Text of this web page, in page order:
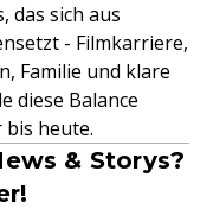
das sich aus
- Filmkarriere,
Familie und klare
diese Balance
heute.
& Storys?